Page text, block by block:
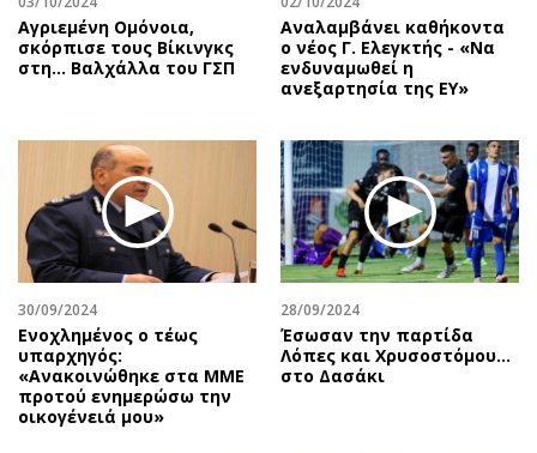
Σινεμά
Θέατρο-Χορός
Εικαστικά
Χειρόγραφα
Wine routes
Podcasts
Uncut
Προσφορές
Προσωπικότητες στην ''Κ''
Επιστολές
Αγριεμένη Ομόνοια,
σκόρπισε τους Βίκινγκς
στη… Βαλχάλλα του ΓΣΠ
Αναλαμβάνει καθήκοντα
ο νέος Γ. Ελεγκτής - «Να
ενδυναμωθεί η
ανεξαρτησία της ΕΥ»
30/09/2024
Ενοχλημένος ο τέως
υπαρχηγός:
«Ανακοινώθηκε στα ΜΜΕ
προτού ενημερώσω την
οικογένειά μου»
28/09/2024
Έσωσαν την παρτίδα
Λόπες και Χρυσοστόμου…
στο Δασάκι